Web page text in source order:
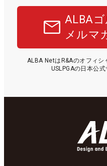
ALBA
メルマ
ALBA NetはR&Aのオフィ
USLPGAの日本公